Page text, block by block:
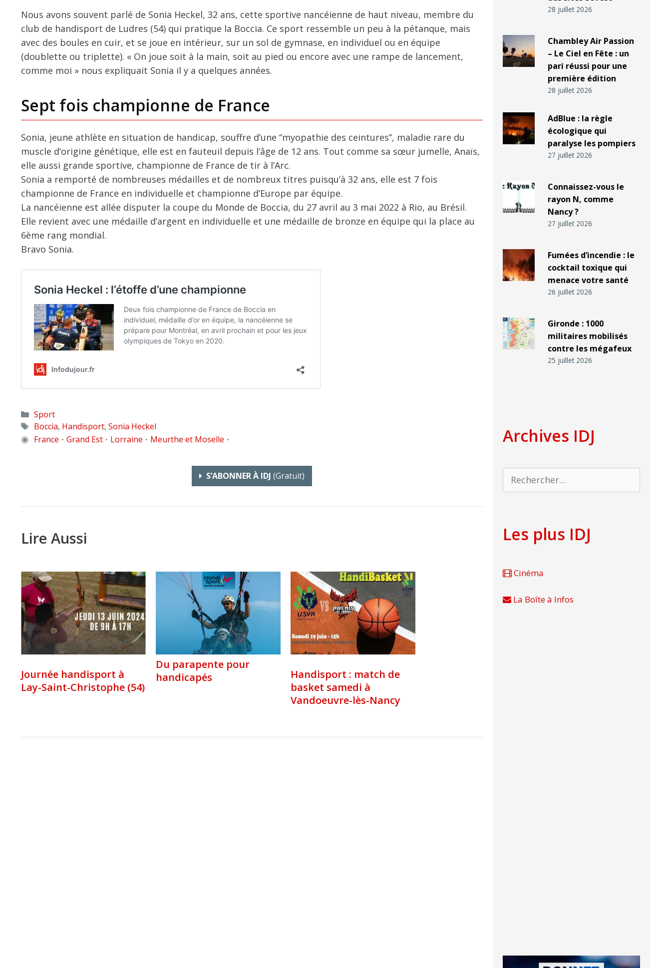
Nous avons souvent parlé de Sonia Heckel, 32 ans, cette sportive nancéienne de haut niveau, membre du
club de handisport de Ludres (54) qui pratique la Boccia. Ce sport ressemble un peu à la pétanque, mais
avec des boules en cuir, et se joue en intérieur, sur un sol de gymnase, en individuel ou en équipe
(doublette ou triplette). « On joue soit à la main, soit au pied ou encore avec une rampe de lancement,
comme moi » nous expliquait Sonia il y a quelques années.
Sept fois championne de France
Sonia, jeune athlète en situation de handicap, souffre d’une ‘’myopathie des ceintures’’, maladie rare du
muscle d’origine génétique, elle est en fauteuil depuis l’âge de 12 ans. Tout comme sa sœur jumelle, Anaïs,
elle aussi grande sportive, championne de France de tir à l’Arc.
Sonia a remporté de nombreuses médailles et de nombreux titres puisqu’à 32 ans, elle est 7 fois
championne de France en individuelle et championne d’Europe par équipe.
La nancéienne est allée disputer la coupe du Monde de Boccia, du 27 avril au 3 mai 2022 à Rio, au Brésil.
Elle revient avec une médaille d’argent en individuelle et une médaille de bronze en équipe qui la place au
6ème rang mondial.
Bravo Sonia.
Catégories
Sport
Étiquettes
Boccia, Handisport, Sonia Heckel
◉ France • Grand Est • Lorraine • Meurthe et Moselle •
S’ABONNER À IDJ (gratuit)
Lire Aussi
Journée handisport à
Lay-Saint-Christophe (54)
Du parapente pour
handicapés
Handisport : match de
basket samedi à
Vandoeuvre-lès-Nancy
28 juillet 2026
Chambley Air Passion
– Le Ciel en Fête : un
pari réussi pour une
première édition
28 juillet 2026
AdBlue : la règle
écologique qui
paralyse les pompiers
27 juillet 2026
Connaissez-vous le
rayon N, comme
Nancy ?
27 juillet 2026
Fumées d’incendie : le
cocktail toxique qui
menace votre santé
26 juillet 2026
Gironde : 1000
militaires mobilisés
contre les mégafeux
25 juillet 2026
Archives IDJ
Rechercher :
Les plus IDJ
Cinéma
La Boîte à Infos